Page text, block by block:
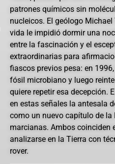
patrones químicos sin
nucleicos. El geólogo
vida le impidió dormir una
entre la fascinación y el
extraordinarias para
fiascos previos pesa: en
fósil microbiano y luego
quiere repetir esa decepción.
en estas señales la antesala
como un nuevo capítulo de
marcianas. Ambos coinciden
analizarse en la Tierra con
rover.